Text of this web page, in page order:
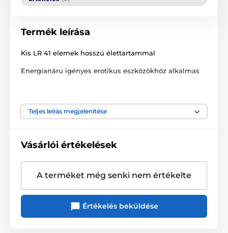
Termék leírása
Kis LR 41 elemek hosszú élettartammal
Energianáru igényes erotikus eszközökhöz alkalmas
A termék a következő kategóriákba sorolt
Vibrátor kiegészítők
Elemek és tartozékok
Teljes leírás megjelenítése
Vásárlói értékelések
A terméket még senki nem értékelte
Értékelés beküldése